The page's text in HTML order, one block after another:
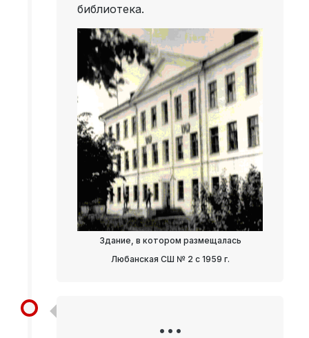
библиотека.
Здание, в котором размещалась
Любанская СШ № 2 с 1959 г.
...